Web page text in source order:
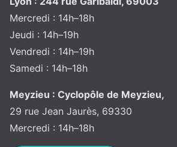
Mercredi : 14h–18h
Jeudi : 14h–19h
Vendredi : 14h–19h
Samedi : 14h–18h
Meyzieu : Cyclopôle de Meyzieu,
29 rue Jean Jaurès, 69330
Mercredi : 14h–18h